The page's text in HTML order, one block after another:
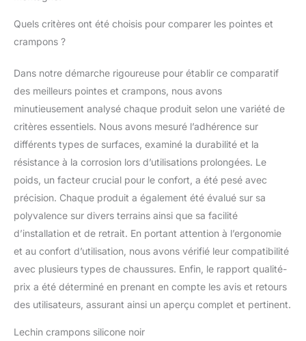
Quels critères ont été choisis pour comparer les pointes et
crampons ?
Dans notre démarche rigoureuse pour établir ce comparatif
des meilleurs pointes et crampons, nous avons
minutieusement analysé chaque produit selon une variété de
critères essentiels. Nous avons mesuré l’adhérence sur
différents types de surfaces, examiné la durabilité et la
résistance à la corrosion lors d’utilisations prolongées. Le
poids, un facteur crucial pour le confort, a été pesé avec
précision. Chaque produit a également été évalué sur sa
polyvalence sur divers terrains ainsi que sa facilité
d’installation et de retrait. En portant attention à l’ergonomie
et au confort d’utilisation, nous avons vérifié leur compatibilité
avec plusieurs types de chaussures. Enfin, le rapport qualité-
prix a été déterminé en prenant en compte les avis et retours
des utilisateurs, assurant ainsi un aperçu complet et pertinent.
Lechin crampons silicone noir